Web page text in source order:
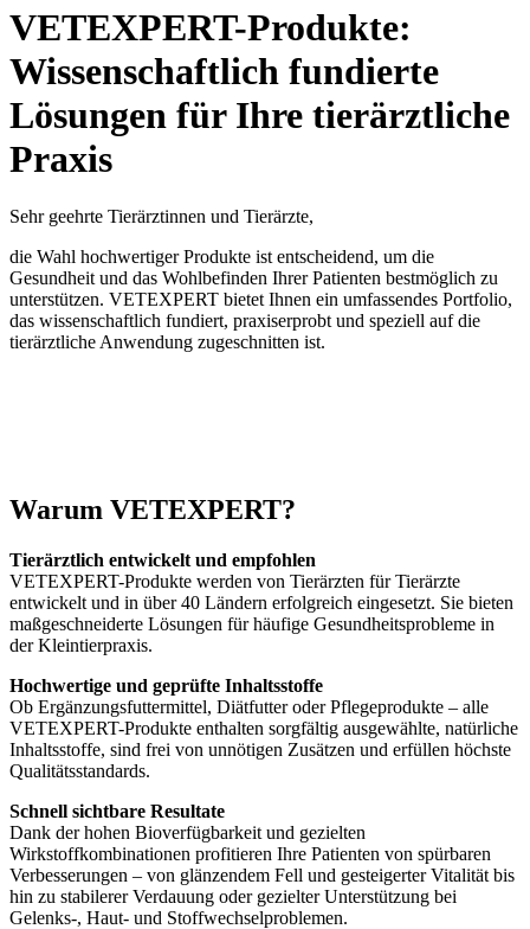
VETEXPERT-Produkte:
Wissenschaftlich fundierte
Lösungen für Ihre tierärztliche
Praxis
Sehr geehrte Tierärztinnen und Tierärzte,
die Wahl hochwertiger Produkte ist entscheidend, um die
Gesundheit und das Wohlbefinden Ihrer Patienten bestmöglich zu
unterstützen. VETEXPERT bietet Ihnen ein umfassendes Portfolio,
das wissenschaftlich fundiert, praxiserprobt und speziell auf die
tierärztliche Anwendung zugeschnitten ist.
Warum VETEXPERT?
Tierärztlich entwickelt und empfohlen
VETEXPERT-Produkte werden von Tierärzten für Tierärzte
entwickelt und in über 40 Ländern erfolgreich eingesetzt. Sie bieten
maßgeschneiderte Lösungen für häufige Gesundheitsprobleme in
der Kleintierpraxis.
Hochwertige und geprüfte Inhaltsstoffe
Ob Ergänzungsfuttermittel, Diätfutter oder Pflegeprodukte – alle
VETEXPERT-Produkte enthalten sorgfältig ausgewählte, natürliche
Inhaltsstoffe, sind frei von unnötigen Zusätzen und erfüllen höchste
Qualitätsstandards.
Schnell sichtbare Resultate
Dank der hohen Bioverfügbarkeit und gezielten
Wirkstoffkombinationen profitieren Ihre Patienten von spürbaren
Verbesserungen – von glänzendem Fell und gesteigerter Vitalität bis
hin zu stabilerer Verdauung oder gezielter Unterstützung bei
Gelenks-, Haut- und Stoffwechselproblemen.